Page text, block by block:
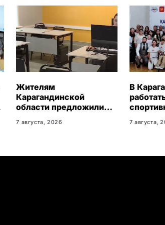
k
Жителям
Карагандинской
области предложили
гарантией
7 августа, 2026
В
7 августа,